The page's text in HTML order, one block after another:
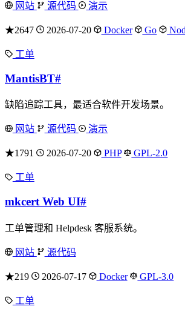
网站 源代码 演示
★2647 2026-07-20 Docker Go
工单
MantisBT#
缺陷追踪工具，最适合软件开发场景。
网站 源代码 演示
★1791 2026-07-20 PHP GPL-2.0
工单
mkcert Web UI#
工单管理和 Helpdesk 客服系统。
网站 源代码
★219 2026-07-17 Docker GPL-3.0
工单